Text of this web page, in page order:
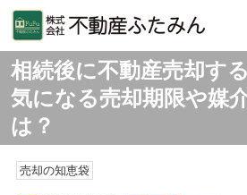
相続後に不動産売却す
気になる売却期限や媒
は？
売却の知恵袋